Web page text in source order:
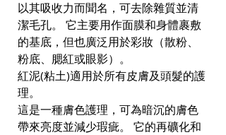
以其吸收力而聞名，可去除雜質並清
潔毛孔。 它主要用作面膜和身體裹敷
的基底，但也廣泛用於彩妝（散粉、
粉底、腮紅或眼影）。
紅泥(粘土)適用於所有皮膚及頭髮的護
理。
這是一種膚色護理，可為暗沉的膚色
帶來亮度並減少瑕疵。 它的再礦化和